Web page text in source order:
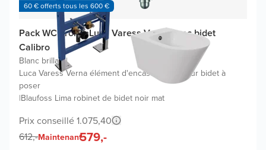
60 € offerts tous les 600 €
Pack WC promo Luca Varess Verna avec bidet
Calibro
Blanc brillant|
Luca Varess Verna élément d'encastrement pour bidet à
poser
|Blaufoss Lima robinet de bidet noir mat
Prix conseillé 1.075,40
612,-Maintenant579,-